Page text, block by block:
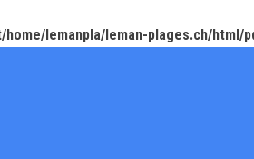
lemanpla/leman-plages.ch/html/